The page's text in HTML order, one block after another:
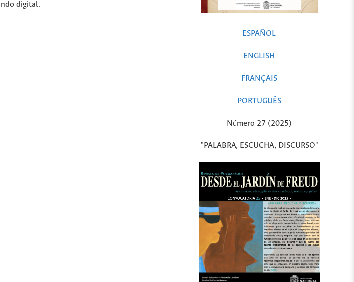
digital.
ESPAÑOL
ENGLISH
FRANÇAIS
PORTUGUÊS
Número 27 (2025)
"PALABRA, ESCUCHA, DISCURSO"